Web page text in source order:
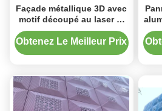
Façade métallique 3D avec
motif découpé au laser et
revêtement durable PVDF,
bardage en aluminium
Obtenez Le Meilleur Prix